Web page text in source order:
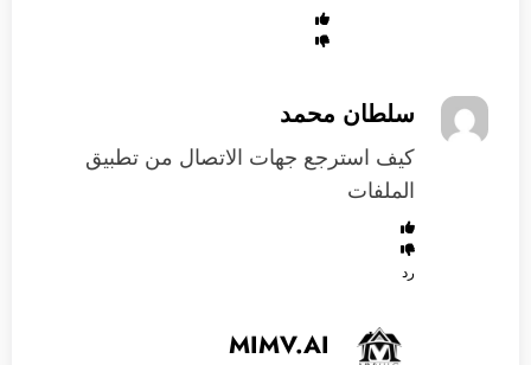
سلطان محمد
‏كيف استرجع جهات الاتصال من تطبيق
الملفات
رد
MIMV.AI